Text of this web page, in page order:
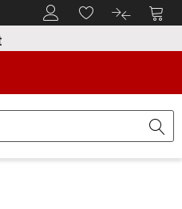
Til kundekontoenTil huskesedlen.
Til Til
Vi er Trustpilot-certificeret -